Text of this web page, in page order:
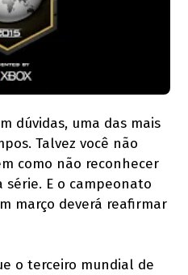
dúvidas, uma das mais
Talvez você não
como não reconhecer
E o campeonato
março deverá reafirmar
o terceiro mundial de